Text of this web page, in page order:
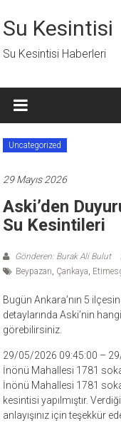
geç
Su Kesintisi
Su Kesintisi Haberleri
Uncategorized
29 Mayıs 2026
Aski’den
Su Kesintileri
Gönderen: Burak Ali Bulut
Beypazarı, Çankaya,
Bugün Ankara’nın 5
detaylarında Aski’nin
görebilirsiniz.
29/05/2026 09:45:00 –
İnönü Mahallesi 1781
İnönü Mahallesi 1781
kesintisi yapılmıştır.
anlayışınız için teşekkür